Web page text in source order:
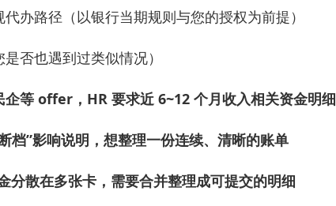
办路径（以银行当期规则与您的授权为前提）
否也遇到过类似情况）
等 offer，HR 要求近 6~12 个月收入相关资金明细
档”影响说明，想整理一份连续、清晰的账单
分散在多张卡，需要合并整理成可提交的明细